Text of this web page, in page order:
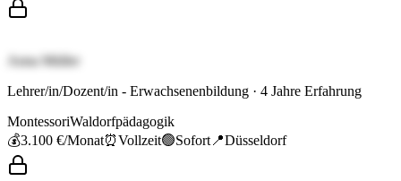
Anna Müller
Lehrer/in/Dozent/in - Erwachsenenbildung · 4 Jahre Erfahrung
MontessoriWaldorfpädagogik
💰3.100 €/Monat⏰Vollzeit🟢Sofort 📍Düsseldorf